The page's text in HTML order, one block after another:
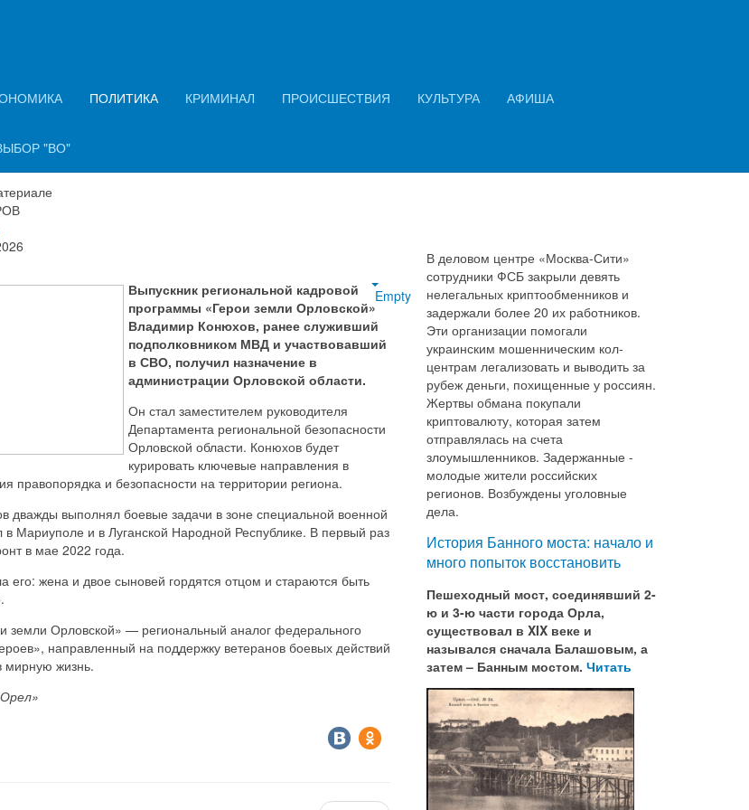
ПОЛИТИКА КРИМИНАЛ ПРОИСШЕСТВИЯ КУЛЬТУРА АФИША
"ВО"
занял пост
Департамента безопасности
области
Empty
Выпускник региональной кадровой
программы «Герои земли Орловской»
Владимир Конюхов, ранее служивший
подполковником МВД и участвовавший
в СВО, получил назначение в
администрации Орловской области.
Он стал заместителем руководителя
Департамента региональной безопасности
Орловской области. Конюхов будет
курировать ключевые направления в
правопорядка и безопасности на территории региона.
дважды выполнял боевые задачи в зоне специальной военной
Мариуполе и в Луганской Народной Республике. В первый раз
в мае 2022 года.
его: жена и двое сыновей гордятся отцом и стараются быть
земли Орловской» — региональный аналог федерального
направленный на поддержку ветеранов боевых действий
мирную жизнь.
В деловом центре «Москва-Сити»
сотрудники ФСБ закрыли девять
нелегальных криптообменников и
задержали более 20 их работников.
Эти организации помогали
украинским мошенническим кол-
центрам легализовать и выводить за
рубеж деньги, похищенные у россиян.
Жертвы обмана покупали
криптовалюту, которая затем
отправлялась на счета
злоумышленников. Задержанные -
молодые жители российских
регионов. Возбуждены уголовные
дела.
История Банного моста: начало и
много попыток восстановить
Пешеходный мост, соединявший 2-
ю и 3-ю части города Орла,
существовал в XIX веке и
назывался сначала Балашовым, а
затем – Банным мостом. Читать